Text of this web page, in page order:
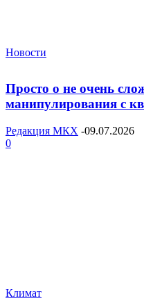
Новости
Просто о не очень
манипулирования с
Редакция МКХ -09.07.2026
0
Климат